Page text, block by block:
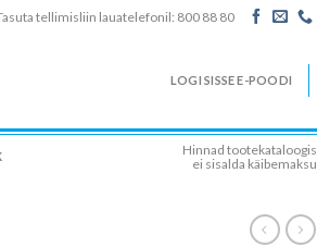
tellimisliin lauatelefonil: 800 88 80
LOGI SISSE E-POODI
Hinnad tootekataloogis
ei sisalda käibemaksu